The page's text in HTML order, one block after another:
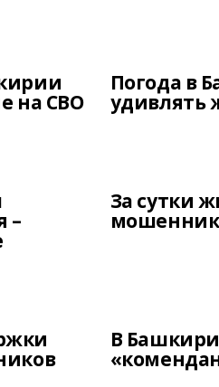
на СВО
Погода в
удивлять
–
За сутки
В